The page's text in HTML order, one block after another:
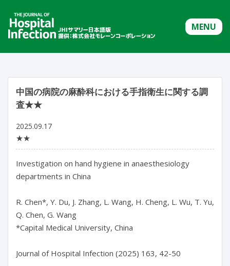
MENU
中国の病院の麻酔科における手指衛生に関する調
査★★
2025.09.17
★★
Investigation on hand hygiene in anaesthesiology
departments in China
R. Chen*, Y. Du, J. Zhang, L. Wang, H. Cheng, L. Wu, T. Yu,
Q. Chen, G. Wang
*Capital Medical University, China